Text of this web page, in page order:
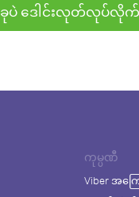
ခုပဲ ဒေါင်းလုတ်လုပ်လိုက်
ကုမ္ပဏီ
Viber အကြ